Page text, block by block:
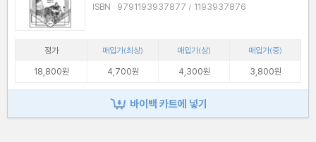
ISBN : 9791193937877 / 1193937876
정가 매입가(최상) 매입가(상)
매입가(중)
18,800원
4,700원 4,300원 3,800원
바이백 카트에 넣기